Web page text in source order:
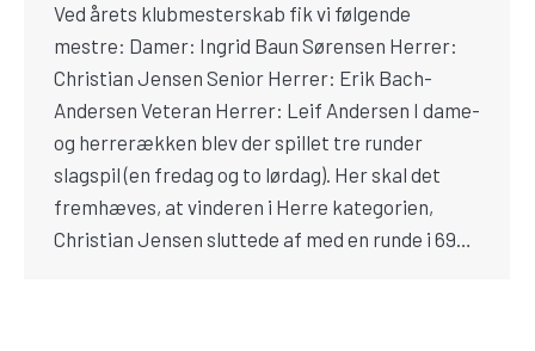
Ved årets klubmesterskab fik vi følgende
mestre: Damer: Ingrid Baun Sørensen Herrer:
Christian Jensen Senior Herrer: Erik Bach-
Andersen Veteran Herrer: Leif Andersen I dame-
og herrerækken blev der spillet tre runder
slagspil (en fredag og to lørdag). Her skal det
fremhæves, at vinderen i Herre kategorien,
Christian Jensen sluttede af med en runde i 69…